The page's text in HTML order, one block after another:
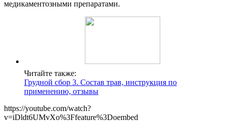
медикаментозными препаратами.
Читайте также:
Грудной сбор 3. Состав трав, инструкция по
применению, отзывы
https://youtube.com/watch?
v=iDldt6UMvXo%3Ffeature%3Doembed